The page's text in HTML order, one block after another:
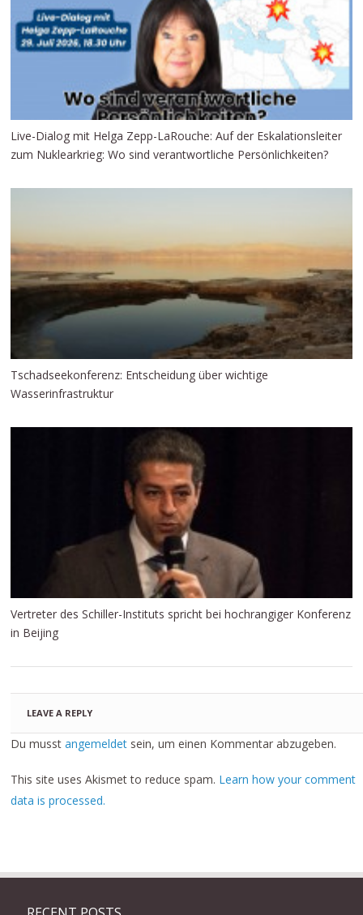
Live-Dialog mit Helga Zepp-LaRouche: Auf der Eskalationsleiter
zum Nuklearkrieg: Wo sind verantwortliche Persönlichkeiten?
Tschadseekonferenz: Entscheidung über wichtige
Wasserinfrastruktur
Vertreter des Schiller-Instituts spricht bei hochrangiger Konferenz
in Beijing
LEAVE A REPLY
Du musstangemeldet sein, um einen Kommentar abzugeben.
This site uses Akismet to reduce spam. Learn how your comment
data is processed.